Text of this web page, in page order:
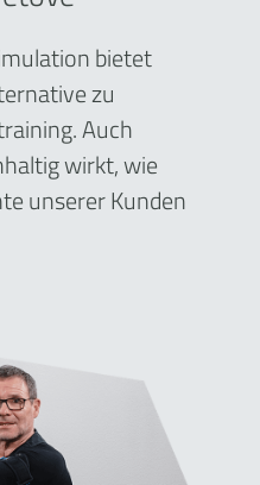
bietet
zu
Auch
wirkt, wie
unserer Kunden